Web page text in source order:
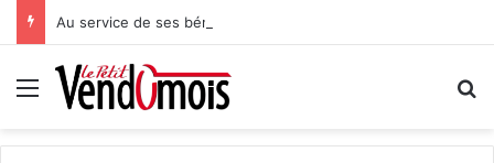
Au service de ses bénéficiaires
Menu